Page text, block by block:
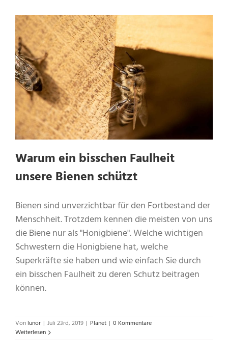
Warum ein bisschen Faulheit
unsere Bienen schützt
Bienen sind unverzichtbar für den Fortbestand der
Menschheit. Trotzdem kennen die meisten von uns
die Biene nur als "Honigbiene". Welche wichtigen
Schwestern die Honigbiene hat, welche
Superkräfte sie haben und wie einfach Sie durch
ein bisschen Faulheit zu deren Schutz beitragen
können.
Von lunor | Juli 23rd, 2019 | Planet | 0 Kommentare
Weiterlesen